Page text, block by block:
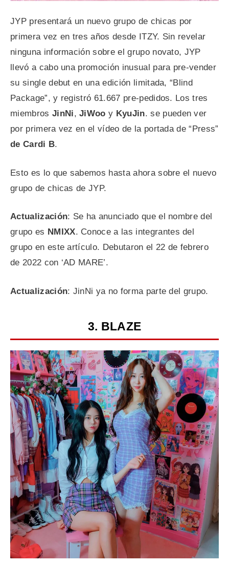
JYP presentará un nuevo grupo de chicas por
primera vez en tres años desde ITZY. Sin revelar
ninguna información sobre el grupo novato, JYP
llevó a cabo una promoción inusual para pre-vender
su single debut en una edición limitada, “Blind
Package”, y registró 61.667 pre-pedidos. Los tres
miembros JinNi,JiWoo y KyuJin. se pueden ver
por primera vez en el vídeo de la portada de “Press”
de Cardi B.
Esto es lo que sabemos hasta ahora sobre el nuevo
grupo de chicas de JYP.
Actualización: Se ha anunciado que el nombre del
grupo es NMIXX. Conoce a las integrantes del
grupo en este artículo. Debutaron el 22 de febrero
de 2022 con ‘AD MARE’.
Actualización: JinNi ya no forma parte del grupo.
3. BLAZE